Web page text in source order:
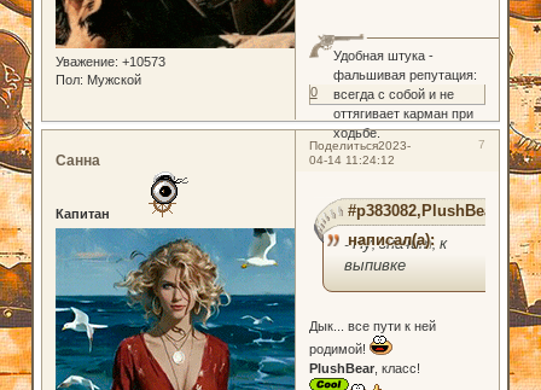
Уважение: +10573
Пол: Мужской
Удобная штука -
фальшивая репутация:
всегда с собой и не
оттягивает карман при
ходьбе.
0
Поделиться 7
2023-
04-14 11:24:12
Санна
Капитан
#p383082,PlushBear
написал(а):
- Ну, значит, к
выпивке
Дык... все пути к ней
родимой!
PlushBear, класс!